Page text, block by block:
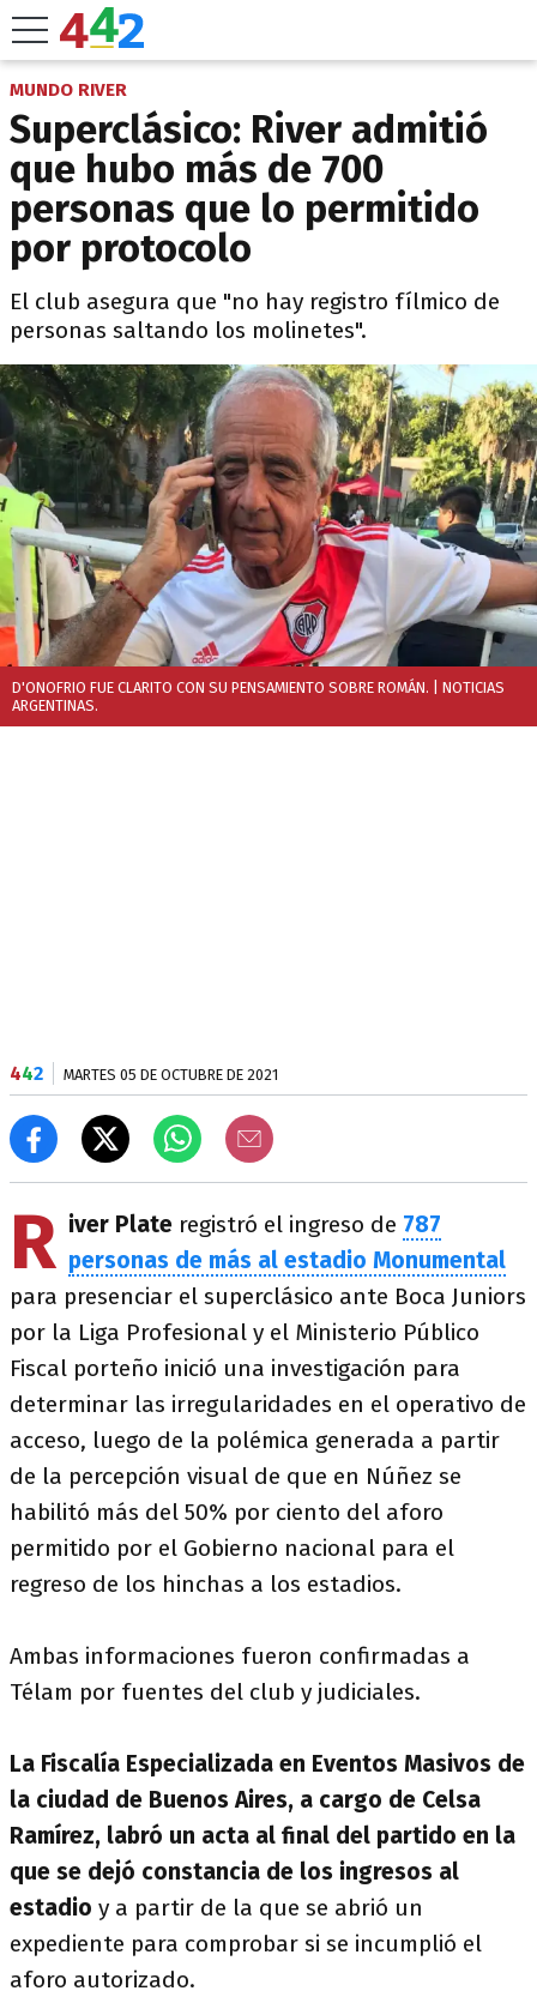
MUNDO RIVER
Superclásico: River admitió
que hubo más de 700
personas que lo permitido
por protocolo
El club asegura que "no hay registro fílmico de
personas saltando los molinetes".
D'ONOFRIO FUE CLARITO CON SU PENSAMIENTO SOBRE ROMÁN. | NOTICIAS
ARGENTINAS.
442 MARTES 05 DE OCTUBRE DE 2021
R iver Plate registró el ingreso de 787
personas de más al estadio Monumental
para presenciar el superclásico ante Boca Juniors
por la Liga Profesional y el Ministerio Público
Fiscal porteño inició una investigación para
determinar las irregularidades en el operativo de
acceso, luego de la polémica generada a partir
de la percepción visual de que en Núñez se
habilitó más del 50% por ciento del aforo
permitido por el Gobierno nacional para el
regreso de los hinchas a los estadios.
Ambas informaciones fueron confirmadas a
Télam por fuentes del club y judiciales.
La Fiscalía Especializada en Eventos Masivos de
la ciudad de Buenos Aires, a cargo de Celsa
Ramírez, labró un acta al final del partido en la
que se dejó constancia de los ingresos al
estadio y a partir de la que se abrió un
expediente para comprobar si se incumplió el
aforo autorizado.